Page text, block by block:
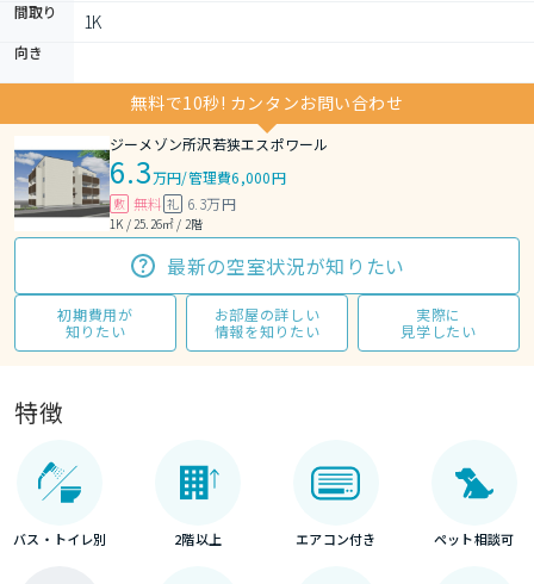
間取り 1K
向き
無料で10秒! カンタンお問い合わせ
ジーメゾン所沢若狭エスポワール
6.3万円/管理費6,000円
敷 無料 礼 6.3万円
1K / 25.26㎡ / 2階
最新の空室状況が知りたい
初期費用が
知りたい
お部屋の詳しい
情報を知りたい
実際に
見学したい
特徴
バス・トイレ別 2階以上 エアコン付き ペット相談可